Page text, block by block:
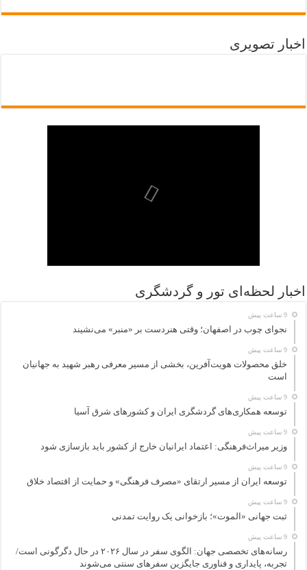
اخبار تصویری
اخبار لحظه‌ای تور و گردشگری
9 ساعت پیش
نجوای چوب در اصفهان؛ وقتی هنردست بر «منبر» می‌نشیند
9 ساعت پیش
خلق محصولات هویت‌آفرین، بخشی از مسیر معرفی رهبر شهید به جهانیان
است
9 ساعت پیش
توسعه همکاری‌های گردشگری ایران و کشورهای شرق آسیا
9 ساعت پیش
وزیر میراث‌فرهنگی: اعتماد ایرانیان خارج از کشور باید بازسازی شود
9 ساعت پیش
توسعه ایران از مسیر ارتقای «مصرف فرهنگی» و حمایت از اقتصاد خلاق
9 ساعت پیش
ثبت جهانی «الموت»؛ بازخوانی یک روایت تمدنی
9 ساعت پیش
رسانه‌های تخصصی جهان: الگوی سفر در سال ۲۰۲۶ در حال دگرگونی است/
تجربه، پایداری و فناوری جایگزین سفرهای سنتی می‌شوند